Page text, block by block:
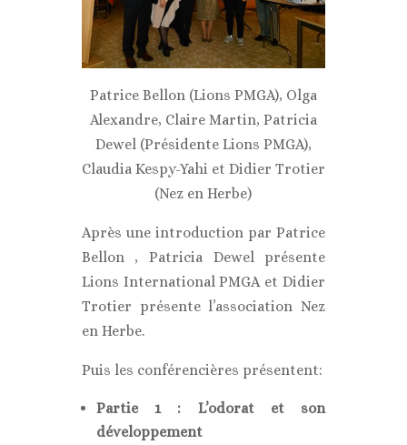
Patrice Bellon (Lions PMGA), Olga
Alexandre, Claire Martin, Patricia
Dewel (Présidente Lions PMGA),
Claudia Kespy-Yahi et Didier Trotier
(Nez en Herbe)
Après une introduction par Patrice
Bellon , Patricia Dewel présente
Lions International PMGA et Didier
Trotier présente l’association Nez
en Herbe.
Puis les conférencières présentent:
Partie 1 : L’odorat et son
développement